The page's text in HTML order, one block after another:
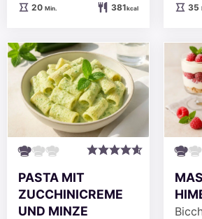
20Minuten
Min. 381kcal 35
PASTA MIT
ZUCCHINICREME
UND MINZE